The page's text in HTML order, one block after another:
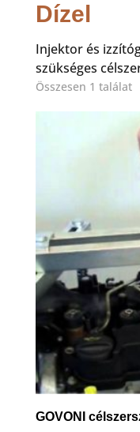
Dízel
Injektor és
szükséges
Összesen 1 találat
GOVONI